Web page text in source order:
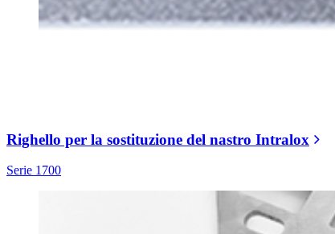
Righello per la sostituzione del nastro Intralox
Serie 1700